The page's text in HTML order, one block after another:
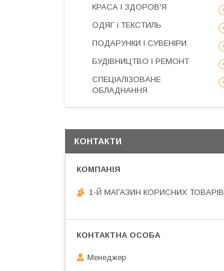
КРАСА І ЗДОРОВ'Я
ОДЯГ і ТЕКСТИЛЬ
ПОДАРУНКИ І СУВЕНІРИ
БУДІВНИЦТВО І РЕМОНТ
СПЕЦІАЛІЗОВАНЕ
ОБЛАДНАННЯ
КОНТАКТИ
1-Й МАГАЗИН КОРИСНИХ ТОВАРІВ
Менеджер